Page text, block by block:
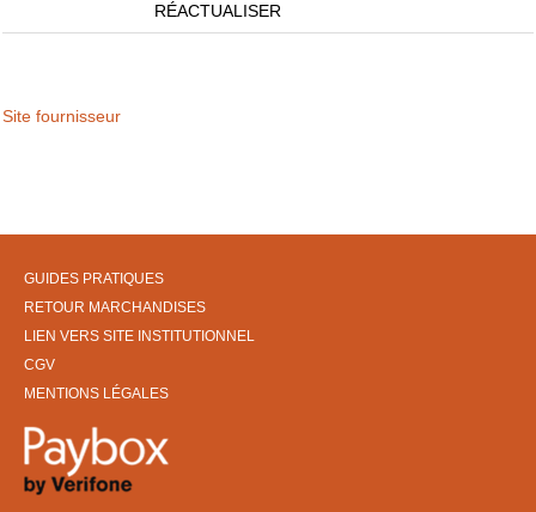
RÉACTUALISER
Site fournisseur
GUIDES PRATIQUES
RETOUR MARCHANDISES
LIEN VERS SITE INSTITUTIONNEL
CGV
MENTIONS LÉGALES